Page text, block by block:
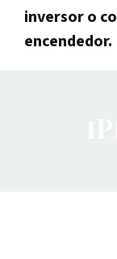
inversor o
encendedor.